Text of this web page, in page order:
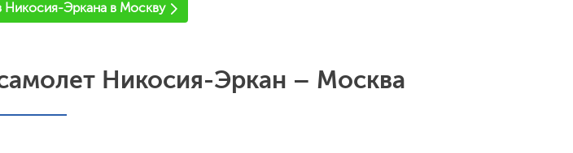
Никосия-Эркана в Москву
Никосия-Эркан – Москва